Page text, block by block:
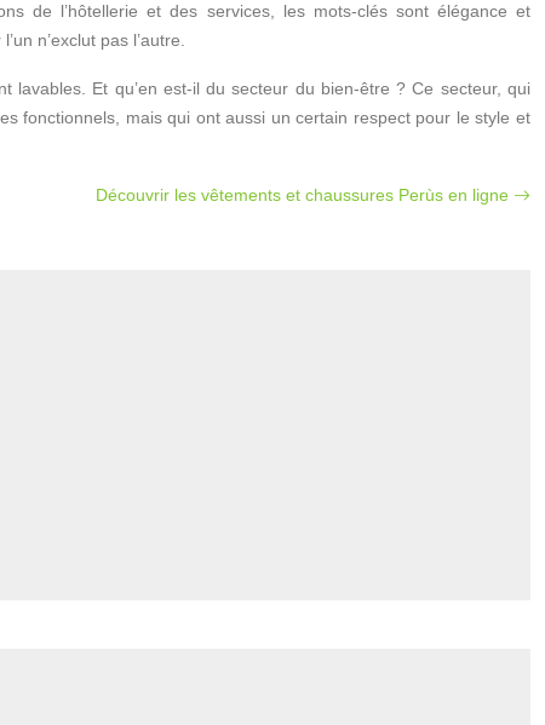
de l’hôtellerie et des services, les mots-clés sont élégance et
n’exclut pas l’autre.
lavables. Et qu’en est-il du secteur du bien-être ? Ce secteur, qui
fonctionnels, mais qui ont aussi un certain respect pour le style et
Découvrir les vêtements et chaussures Perùs en ligne